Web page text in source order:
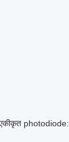
एकीकृत photodiode: